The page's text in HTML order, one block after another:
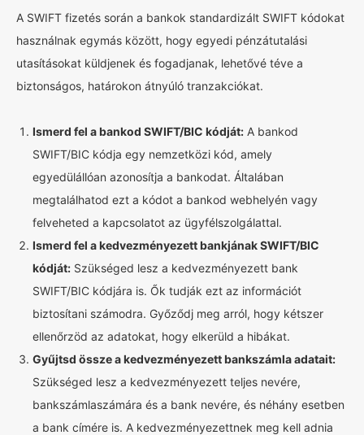
A SWIFT fizetés során a bankok standardizált SWIFT kódokat
használnak egymás között, hogy egyedi pénzátutalási
utasításokat küldjenek és fogadjanak, lehetővé téve a
biztonságos, határokon átnyúló tranzakciókat.
Ismerd fel a bankod SWIFT/BIC kódját: A bankod
SWIFT/BIC kódja egy nemzetközi kód, amely
egyedülállóan azonosítja a bankodat. Általában
megtalálhatod ezt a kódot a bankod webhelyén vagy
felveheted a kapcsolatot az ügyfélszolgálattal.
Ismerd fel a kedvezményezett bankjának SWIFT/BIC
kódját: Szükséged lesz a kedvezményezett bank
SWIFT/BIC kódjára is. Ők tudják ezt az információt
biztosítani számodra. Győződj meg arról, hogy kétszer
ellenőrzöd az adatokat, hogy elkerüld a hibákat.
Gyűjtsd össze a kedvezményezett bankszámla adatait:
Szükséged lesz a kedvezményezett teljes nevére,
bankszámlaszámára és a bank nevére, és néhány esetben
a bank címére is. A kedvezményezettnek meg kell adnia